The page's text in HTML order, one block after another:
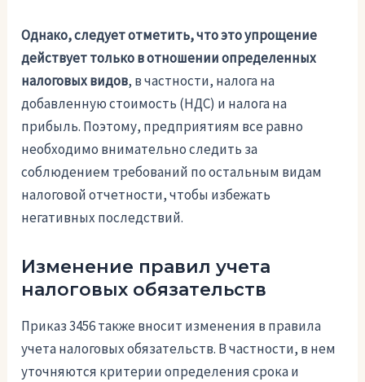
Однако, следует отметить, что это упрощение
действует только в отношении определенных
налоговых видов, в частности, налога на
добавленную стоимость (НДС) и налога на
прибыль. Поэтому, предприятиям все равно
необходимо внимательно следить за
соблюдением требований по остальным видам
налоговой отчетности, чтобы избежать
негативных последствий.
Изменение правил учета
налоговых обязательств
Приказ 3456 также вносит изменения в правила
учета налоговых обязательств. В частности, в нем
уточняются критерии определения срока и